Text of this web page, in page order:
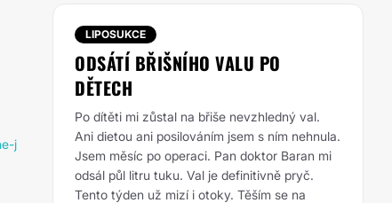
j
LIPOSUKCE
ODSÁTÍ BŘIŠNÍHO VALU PO
DĚTECH
Po dítěti mi zůstal na břiše nevzhledný val.
Ani dietou ani posilováním jsem s ním nehnula.
Jsem měsíc po operaci. Pan doktor Baran mi
odsál půl litru tuku. Val je definitivně pryč.
Tento týden už mizí i otoky. Těším se na